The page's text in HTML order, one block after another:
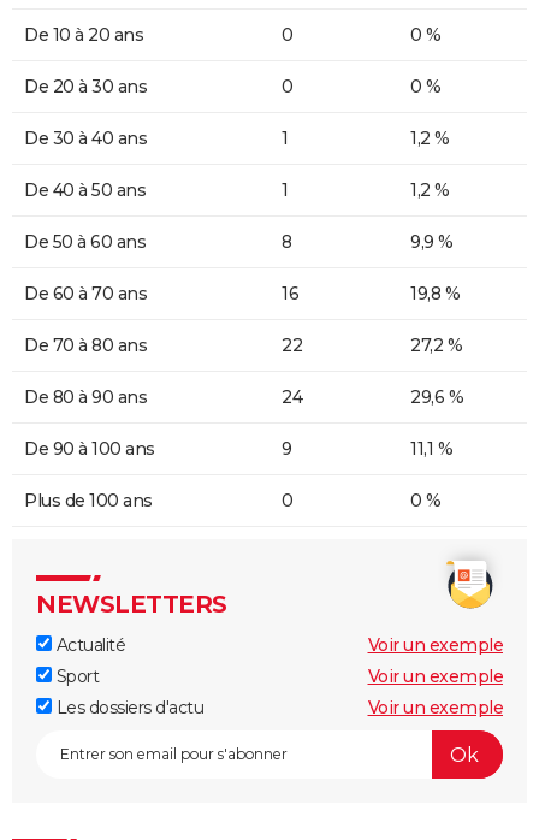
De 10 à 20 ans 0 0 %
De 20 à 30 ans 0 0 %
De 30 à 40 ans 1 1,2 %
De 40 à 50 ans 1 1,2 %
De 50 à 60 ans 8 9,9 %
De 60 à 70 ans 16 19,8 %
De 70 à 80 ans 22 27,2 %
De 80 à 90 ans 24 29,6 %
De 90 à 100 ans 9 11,1 %
Plus de 100 ans 0 0 %
NEWSLETTERS
Actualité
Voir un exemple
Sport
Voir un exemple
Les dossiers d'actu
Voir un exemple